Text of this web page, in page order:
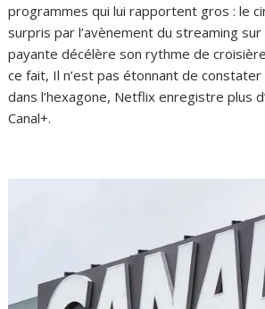
programmes qui lui rapportent gros : le
surpris par l’avènement du streaming
payante décélère son rythme de
ce fait, Il n’est pas étonnant de constater
dans l’hexagone, Netflix enregistre plus
Canal+.